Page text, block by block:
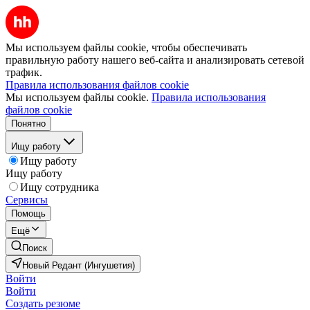
Мы используем файлы cookie, чтобы обеспечивать
правильную работу нашего веб-сайта и анализировать сетевой
трафик.
Правила использования файлов cookie
Мы используем файлы cookie. Правила использования
файлов cookie
Понятно
Ищу работу
Ищу работу
Ищу работу
Ищу сотрудника
Сервисы
Помощь
Ещё
Поиск
Новый Редант (Ингушетия)
Войти
Войти
Создать резюме